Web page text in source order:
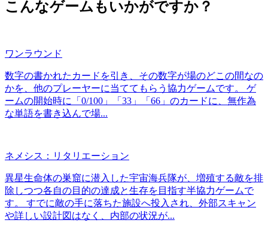
こんなゲームもいかがですか？
ワンラウンド
数字の書かれたカードを引き、その数字が場のどこの間なの
かを、他のプレーヤーに当ててもらう協力ゲームです。 ゲ
ームの開始時に「0/100」「33」「66」のカードに、無作為
な単語を書き込んで場...
ネメシス：リタリエーション
異星生命体の巣窟に潜入した宇宙海兵隊が、増殖する敵を排
除しつつ各自の目的の達成と生存を目指す半協力ゲームで
す。 すでに敵の手に落ちた施設へ投入され、外部スキャン
や詳しい設計図はなく、内部の状況が...